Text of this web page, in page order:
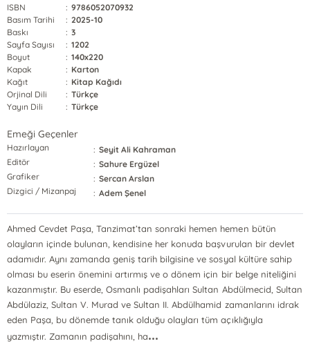
ISBN : 9786052070932
Basım Tarihi
: 2025-10
Baskı
: 3
Sayfa Sayısı
: 1202
Boyut
: 140x220
Kapak
: Karton
Kağıt
: Kitap Kağıdı
Orjinal Dili
: Türkçe
Yayın Dili
: Türkçe
Emeği Geçenler
Hazırlayan : Seyit Ali Kahraman
Editör
: Sahure Ergüzel
Grafiker
: Sercan Arslan
Dizgici / Mizanpaj
: Adem Şenel
Ahmed Cevdet Paşa, Tanzimat’tan sonraki hemen hemen bütün
olayların içinde bulunan, kendisine her konuda başvurulan bir devlet
adamıdır. Aynı zamanda geniş tarih bilgisine ve sosyal kültüre sahip
olması bu eserin önemini artırmış ve o dönem için bir belge niteliğini
kazanmıştır. Bu eserde, Osmanlı padişahları Sultan Abdülmecid, Sultan
Abdülaziz, Sultan V. Murad ve Sultan II. Abdülhamid zamanlarını idrak
eden Paşa, bu dönemde tanık olduğu olayları tüm açıklığıyla
yazmıştır. Zamanın padişahını, ha...